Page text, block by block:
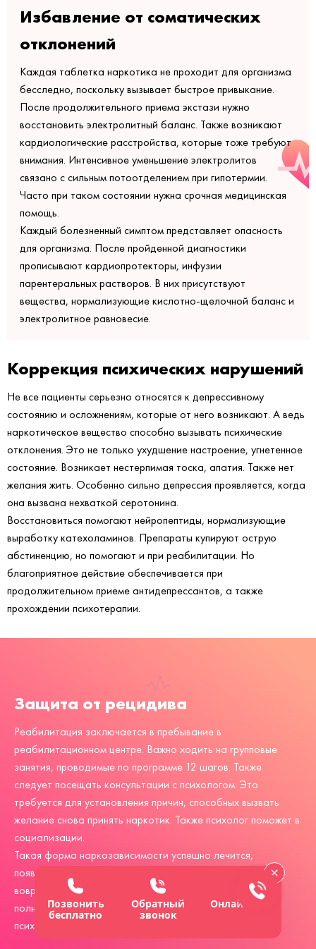
Избавление от соматических
отклонений
Каждая таблетка наркотика не проходит для организма
бесследно, поскольку вызывает быстрое привыкание.
После продолжительного приема экстази нужно
восстановить электролитный баланс. Также возникают
кардиологические расстройства, которые тоже требуют
внимания. Интенсивное уменьшение электролитов
связано с сильным потоотделением при гипотермии.
Часто при таком состоянии нужна срочная медицинская
помощь.
Каждый болезненный симптом представляет опасность
для организма. После пройденной диагностики
прописывают кардиопротекторы, инфузии
парентеральных растворов. В них присутствуют
вещества, нормализующие кислотно-щелочной баланс и
электролитное равновесие.
Коррекция психических нарушений
Не все пациенты серьезно относятся к депрессивному
состоянию и осложнениям, которые от него возникают. А ведь
наркотическое вещество способно вызывать психические
отклонения. Это не только ухудшение настроение, угнетенное
состояние. Возникает нестерпимая тоска, апатия. Также нет
желания жить. Особенно сильно депрессия проявляется, когда
она вызвана нехваткой серотонина.
Восстановиться помогают нейропептиды, нормализующие
выработку катехоламинов. Препараты купируют острую
абстиненцию, но помогают и при реабилитации. Но
благоприятное действие обеспечивается при
продолжительном приеме антидепрессантов, а также
прохождении психотерапии.
Защита от рецидива
Реабилитация заключается в пребывание в
реабилитационном центре. Важно ходить на групповые
занятия, проводимые по программе 12 шагов. Также
следует посещать консультации с психологом. Это
требуется для установления причин, способных вызвать
желание снова принять наркотик. Также психолог поможет в
социализации.
Такая форма наркозависимости успешно лечится,
появившиеся изменения обратимые. Главное, следует
вовремя обратиться за помощью. Также нужно пройти
полный курс лечения, восстановив физиологическое и
психологическое здоровье.
Позвонить
бесплатно
Обратный
звонок
Онлайн-чат